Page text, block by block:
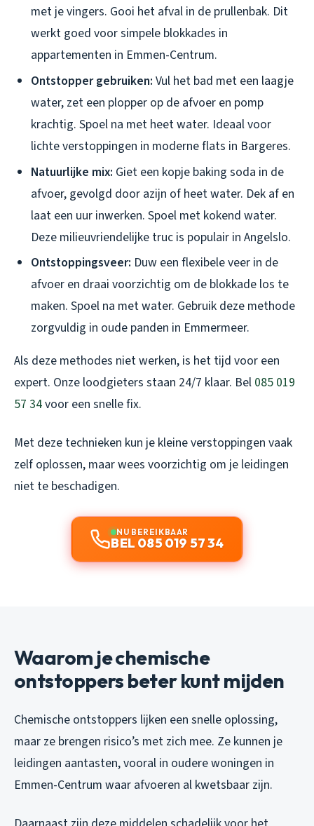
met je vingers. Gooi het afval in de prullenbak. Dit
werkt goed voor simpele blokkades in
appartementen in Emmen-Centrum.
Ontstopper gebruiken: Vul het bad met een laagje
water, zet een plopper op de afvoer en pomp
krachtig. Spoel na met heet water. Ideaal voor
lichte verstoppingen in moderne flats in Bargeres.
Natuurlijke mix: Giet een kopje baking soda in de
afvoer, gevolgd door azijn of heet water. Dek af en
laat een uur inwerken. Spoel met kokend water.
Deze milieuvriendelijke truc is populair in Angelslo.
Ontstoppingsveer: Duw een flexibele veer in de
afvoer en draai voorzichtig om de blokkade los te
maken. Spoel na met water. Gebruik deze methode
zorgvuldig in oude panden in Emmermeer.
Als deze methodes niet werken, is het tijd voor een
expert. Onze loodgieters staan 24/7 klaar. Bel 085 019
57 34voor een snelle fix.
Met deze technieken kun je kleine verstoppingen vaak
zelf oplossen, maar wees voorzichtig om je leidingen
niet te beschadigen.
NU BEREIKBAAR
BEL 085 019 57 34
Waarom je chemische
ontstoppers beter kunt mijden
Chemische ontstoppers lijken een snelle oplossing,
maar ze brengen risico’s met zich mee. Ze kunnen je
leidingen aantasten, vooral in oudere woningen in
Emmen-Centrum waar afvoeren al kwetsbaar zijn.